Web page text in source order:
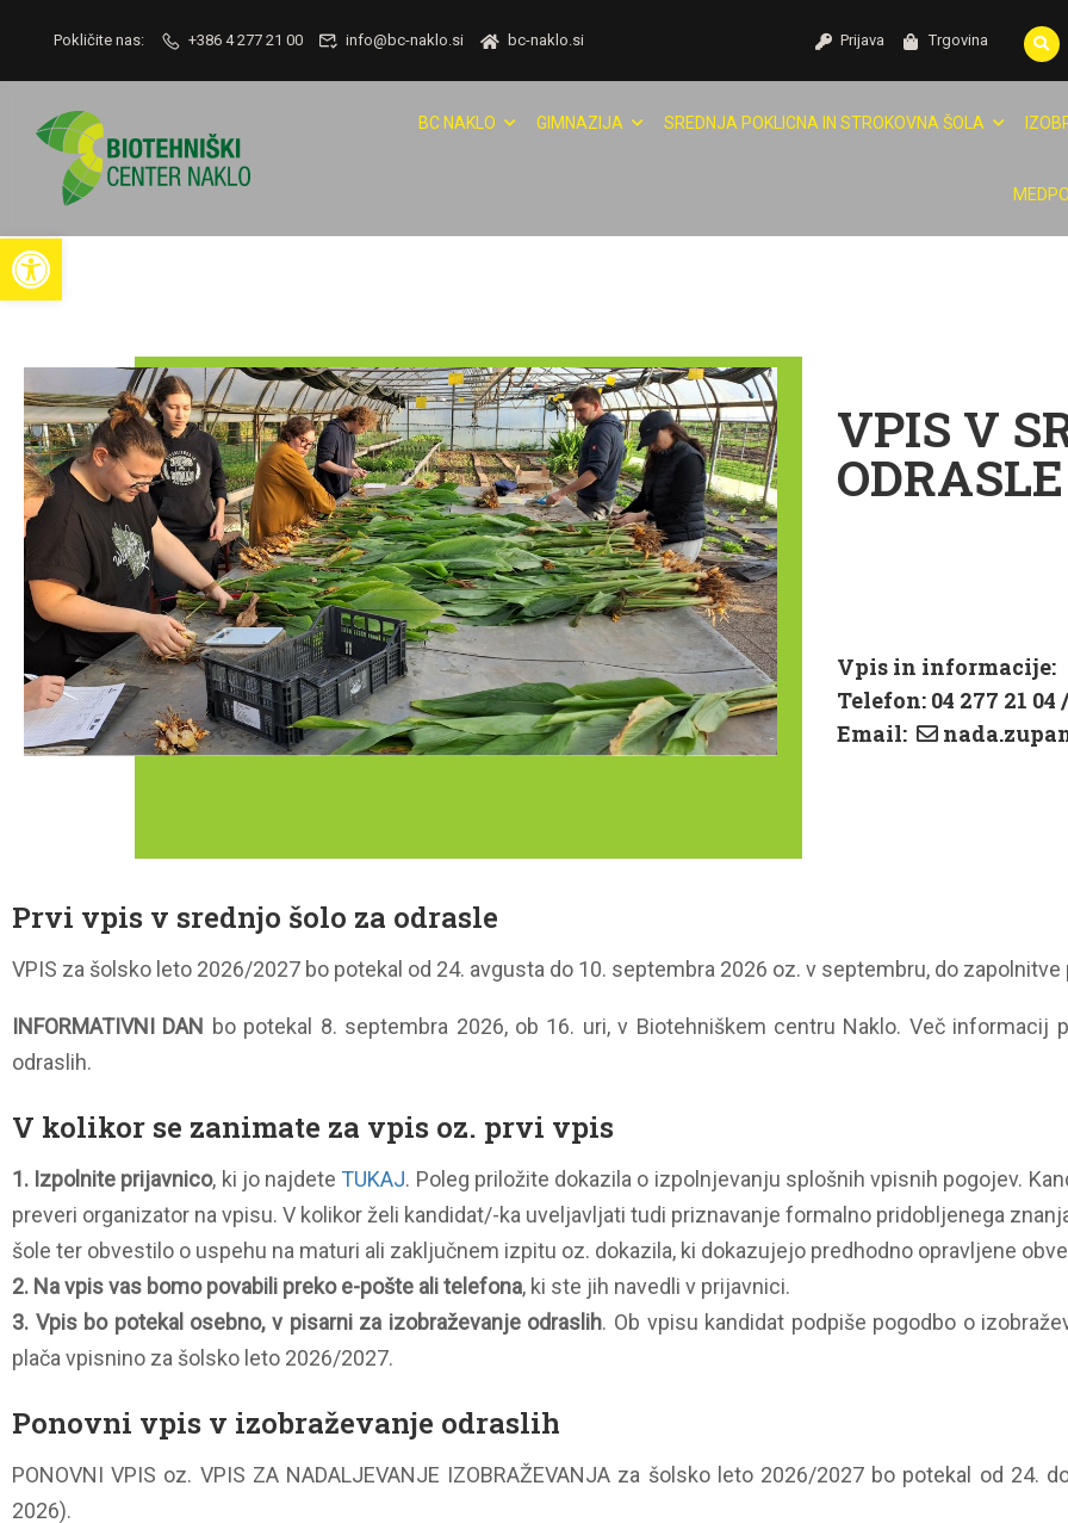
Open toolbar
Pokličite nas: +386 4 277 21 00 info@bc-naklo.si bc-naklo.si Prijava Trgovina
BC NAKLO GIMNAZIJA SREDNJA POKLICNA IN STROKOVNA ŠOLA
VPIS V
ODRASLE
Vpis in informacije:
Telefon: 04 277 21 04
Email:
Prvi vpis v srednjo šolo za odrasle
VPIS za šolsko leto 2026/2027 bo potekal od 24. avgusta do 10. septembra 2026 oz. v septembru, do
INFORMATIVNI DAN bo potekal 8. septembra 2026, ob 16. uri, v Biotehniškem centru Naklo. Več informacij
odraslih.
V kolikor se zanimate za vpis oz. prvi vpis
1. Izpolnite prijavnico, ki jo najdete TUKAJ. Poleg priložite dokazila o izpolnjevanju splošnih vpisnih pogojev.
preveri organizator na vpisu. V kolikor želi kandidat/-ka uveljavljati tudi priznavanje formalno pridobljenega
šole ter obvestilo o uspehu na maturi ali zaključnem izpitu oz. dokazila, ki dokazujejo predhodno opravljene
2. Na vpis vas bomo povabili preko e-pošte ali telefona, ki ste jih navedli v prijavnici.
3. Vpis bo potekal osebno, v pisarni za izobraževanje odraslih. Ob vpisu kandidat podpiše pogodbo o
plača vpisnino za šolsko leto 2026/2027.
Ponovni vpis v izobraževanje odraslih
PONOVNI VPIS oz. VPIS ZA NADALJEVANJE IZOBRAŽEVANJA za šolsko leto 2026/2027 bo potekal od
2026).